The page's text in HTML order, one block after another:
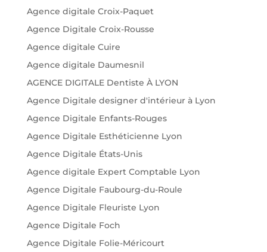
Agence digitale Croix-Paquet
Agence Digitale Croix-Rousse
Agence digitale Cuire
Agence digitale Daumesnil
AGENCE DIGITALE Dentiste À LYON
Agence Digitale designer d'intérieur à Lyon
Agence Digitale Enfants-Rouges
Agence Digitale Esthéticienne Lyon
Agence Digitale États-Unis
Agence digitale Expert Comptable Lyon
Agence Digitale Faubourg-du-Roule
Agence Digitale Fleuriste Lyon
Agence Digitale Foch
Agence Digitale Folie-Méricourt